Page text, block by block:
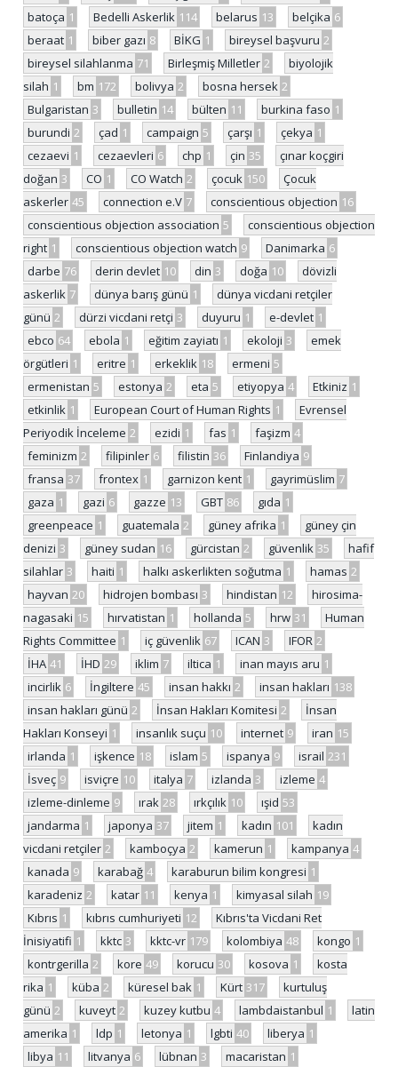
batoça 1 Bedelli Askerlik 114 belarus 13 belçika 6
beraat 1 biber gazı 8 BİKG 1 bireysel başvuru 2
bireysel silahlanma 71 Birleşmiş Milletler 2
biyolojik
silah 1 bm 172 bolivya 2 bosna hersek 2
Bulgaristan 3 bulletin 14 bülten 11 burkina faso 1
burundi 2 çad 1 campaign 5 çarşı 1 çekya 1
cezaevi 1 cezaevleri 6 chp 1 çin 35
çınar koçgiri
doğan 3 CO 1 CO Watch 2 çocuk 150
Çocuk
askerler 45 connection e.V 7 conscientious objection 16
conscientious objection association 5
conscientious objection
right 1 conscientious objection watch 9 Danimarka 6
darbe 76 derin devlet 10 din 3 doğa 10
dövizli
askerlik 7 dünya barış günü 1
dünya vicdani retçiler
günü 2 dürzi vicdani retçi 3 duyuru 1 e-devlet 1
ebco 64 ebola 1 eğitim zayiatı 1 ekoloji 3
emek
örgütleri 1 eritre 1 erkeklik 18 ermeni 5
ermenistan 5 estonya 2 eta 5 etiyopya 4 Etkiniz 1
etkinlik 1 European Court of Human Rights 1
Evrensel
Periyodik İnceleme 2 ezidi 1 fas 1 faşizm 4
feminizm 2 filipinler 6 filistin 36 Finlandiya 9
fransa 37 frontex 1 garnizon kent 1 gayrimüslim 7
gaza 1 gazi 6 gazze 13 GBT 86 gıda 1
greenpeace 1 guatemala 2 güney afrika 1
güney çin
denizi 3 güney sudan 16 gürcistan 2 güvenlik 35
hafif
silahlar 3 haiti 1 halkı askerlikten soğutma 1 hamas 2
hayvan 20 hidrojen bombası 3 hindistan 12
hirosima-
nagasaki 15 hırvatistan 1 hollanda 5 hrw 31
Human
Rights Committee 1 iç güvenlik 67 ICAN 3 IFOR 2
İHA 41 İHD 29 iklim 7 iltica 1 inan mayıs aru 1
incirlik 6 İngiltere 45 insan hakkı 2 insan hakları 138
insan hakları günü 2 İnsan Hakları Komitesi 2
İnsan
Hakları Konseyi 1 insanlık suçu 10 internet 9 iran 15
irlanda 1 işkence 18 islam 5 ispanya 9 israil 231
İsveç 9 isviçre 10 italya 7 izlanda 3 izleme 4
izleme-dinleme 9 ırak 28 ırkçılık 10 ışid 53
jandarma 1 japonya 37 jitem 1 kadın 101
kadın
vicdani retçiler 2 kamboçya 2 kamerun 1 kampanya 4
kanada 9 karabağ 4 karaburun bilim kongresi 1
karadeniz 2 katar 11 kenya 1 kimyasal silah 19
Kıbrıs 1 kıbrıs cumhuriyeti 12
Kıbrıs'ta Vicdani Ret
İnisiyatifi 1 kktc 3 kktc-vr 179 kolombiya 48 kongo 1
kontrgerilla 2 kore 49 korucu 30 kosova 1
kosta
rika 1 küba 2 küresel bak 1 Kürt 317
kurtuluş
günü 2 kuveyt 2 kuzey kutbu 4 lambdaistanbul 1
latin
amerika 1 ldp 1 letonya 1 lgbti 40 liberya 1
libya 11 litvanya 6 lübnan 3 macaristan 1